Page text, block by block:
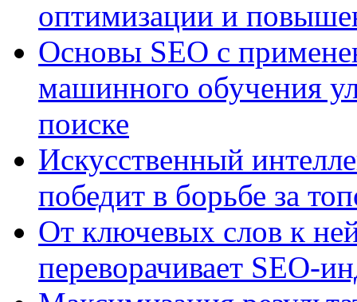
оптимизации и
Основы SEO с
машинного обучения
поиске
Искусственный
победит в борьбе за
От ключевых слов к
переворачивает SEO-